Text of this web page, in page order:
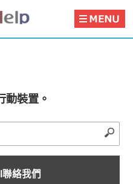
動裝置。
絡我們